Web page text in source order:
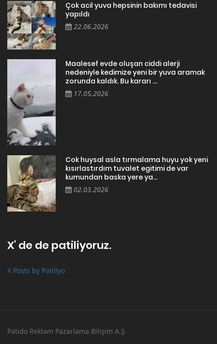
Çok acil yuva hepsinin bakımı tedavisi
yapıldı
22.06.2026
Maalesef evde oluşan ciddi alerji
nedeniyle kedimize yeni bir yuva aramak
zorunda kaldık. Bu kararı ...
17.05.2026
Cok huysal asla tırmalama huyu yok yeni
kısırlastırdım tuvalet egitimi de var
kumundan baska yere ya...
02.03.2026
X' de de patiliyoruz.
X Posts by Patiliyo
Patido Reklam Pazarlama Bilişim A.Ş.